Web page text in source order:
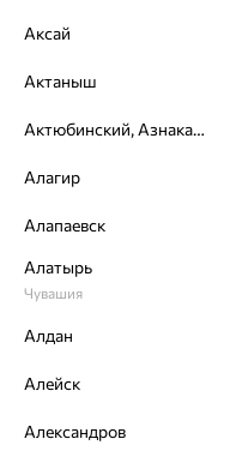
8 346
4 платежа
Нужна
Аксай
Актаныш
Актюбинский, Азнакаевский район
Алагир
Алапаевск
Алатырь
Чувашия
Алдан
Алейск
Александров